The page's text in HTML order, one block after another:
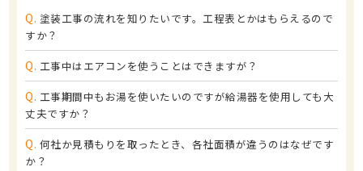
Q. 塗装工事の流れを知りたいです。工程表とかはもらえるので
すか？
Q. 工事中はエアコンを使うことはできますが？
Q. 工事期間中もお湯を使いたいのですが給湯器を使用しても大
丈夫ですか？
Q. 何社か見積もりを取ったとき、各社面積が違うのはなぜです
か？